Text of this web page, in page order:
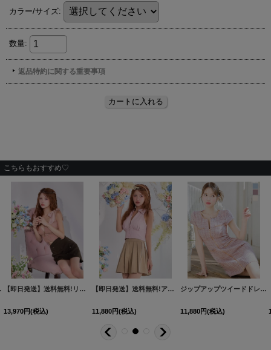
こちらもおすすめ♡
[
[
【YN】dzqvBF 【即日発送】送料無料!リボンショルダー/ノースリーブ/フロントジップ/バイカラー/ビジュー/Aライン/セットアップ/ミニドレス/キャバドレス【XS-Lサイズ/2カラー】[OF03]【YN】dzweBF
13,970円(税込)
【即日発送】送料無料!アメスリ/ノースリーブ/襟付き/谷間見せ/プリーツ/セットアップ/ミニドレス/キャバドレス【XS-Lサイズ/2カラー】[OF01]【SB】dzwvAG
11,880円(税込)
ジップアップツイードドレス/キャバドレス【XS-XLサイズ/4カラー】[OF01]【SB】dzcu
11,880円(税込)